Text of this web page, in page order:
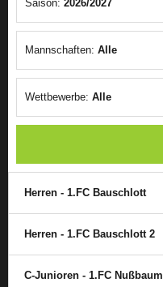
Saison: 2026/2027
Mannschaften: Alle
Wettbewerbe: Alle
Herren - 1.FC Bauschlott
Herren - 1.FC Bauschlott 2
C-Junioren - 1.FC Nußbaum